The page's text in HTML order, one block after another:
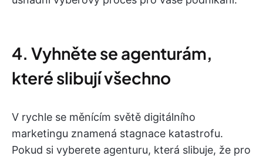
4. Vyhněte se agenturám,
které slibují všechno
V rychle se měnícím světě digitálního
marketingu znamená stagnace katastrofu.
Pokud si vyberete agenturu, která slibuje, že pro